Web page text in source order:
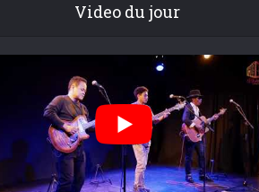
Video du jour